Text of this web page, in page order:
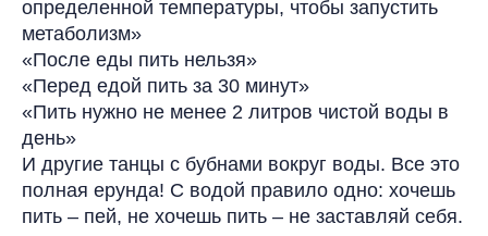
определенной температуры, чтобы запустить
метаболизм»
«После еды пить нельзя»
«Перед едой пить за 30 минут»
«Пить нужно не менее 2 литров чистой воды в
день»
И другие танцы с бубнами вокруг воды. Все это
полная ерунда! С водой правило одно: хочешь
пить – пей, не хочешь пить – не заставляй себя.